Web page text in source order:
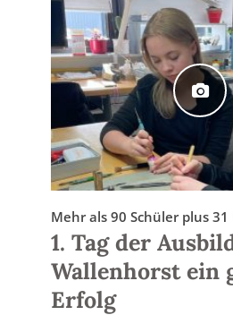
Mehr als 90 Schüler plus
1. Tag der
Wallenhorst ein
Erfolg